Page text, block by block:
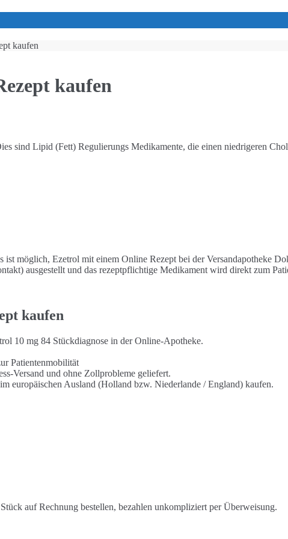
kaufen
kaufen
sind Lipid (Fett) Regulierungs Medikamente, die einen niedrigeren
möglich, Ezetrol mit einem Online Rezept bei der Versandapotheke
ausgestellt und das rezeptpflichtige Medikament wird direkt zum
kaufen
10 mg 84 Stückdiagnose in der Online-Apotheke.
Patientenmobilität
Versand und ohne Zollprobleme geliefert.
europäischen Ausland (Holland bzw. Niederlande / England) kaufen.
auf Rechnung bestellen, bezahlen unkompliziert per Überweisung.